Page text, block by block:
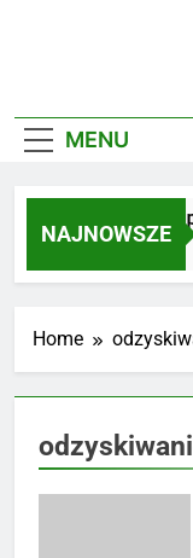
MENU
NAJNOWSZE
Utylizacja
2 Miesiące Ago
Home